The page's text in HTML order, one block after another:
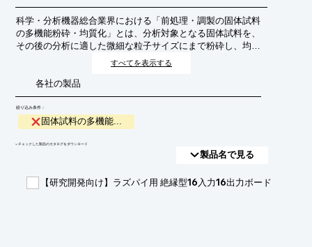
科学・分析機器総合業界における「前処理・調製の固体試料
の多機能粉砕・均質化」とは、分析対象となる固体試料を、
その後の分析に適した微細な粒子サイズにまで粉砕し、均一
な状態に調製する技術や装置群を指します。これにより、試
料の均質性を高め、分析精度の向上、分析時間の短縮、そし
てより微量な成分の検出を可能にすることを目的としていま
す。
すべてを表示する
各社の製品
絞り込み条件：
固体試料の多機能...
​▼チェックした製品のカタログをダウンロード
製品名で見る
【研究開発向け】ラズパイ用 絶縁型16入力16出力ボード